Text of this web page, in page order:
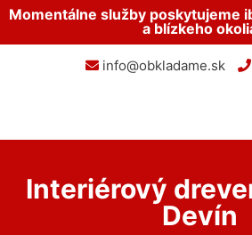
Momentálne služby poskytujeme
a blízkeho
info@obkladame.sk
Interiérový
Devín